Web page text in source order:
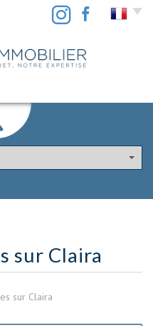
sur Claira
sur Claira